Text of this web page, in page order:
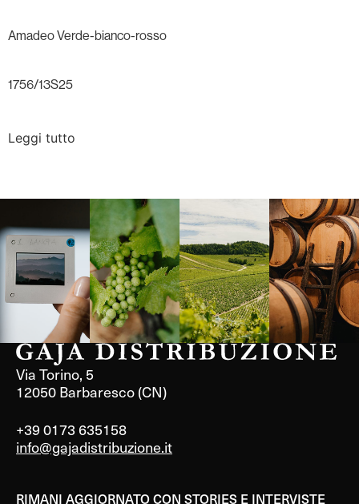
Amadeo Verde-bianco-rosso
1756/13S25
Leggi tutto
Borgogna,
Francia
Borgogna,
Francia
Instagram
Via Torino, 5
12050 Barbaresco (CN)
+39 0173 635158
info@gajadistribuzione.it
RIMANI AGGIORNATO CON STORIES E INTERVISTE